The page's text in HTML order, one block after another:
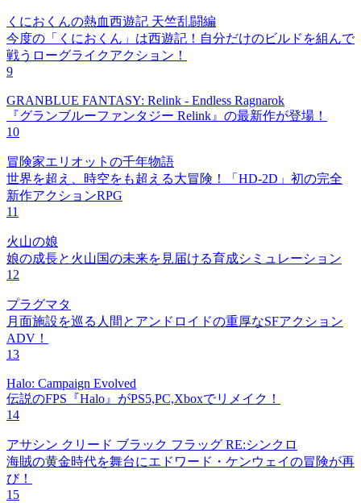
くにおくんの熱血西遊記 天竺乱闘編
今度の「くにおくん」は西遊記！自分だけのビルドを組んで
戦うローグライクアクション！
9
GRANBLUE FANTASY: Relink - Endless Ragnarok
『グランブルーファンタジー Relink』の最新作が登場！
10
冒険家エリオットの千年物語
世界を超え、時空をも超える大冒険！「HD-2D」初の完全
新作アクションRPG
11
火山の娘
娘の成長と火山国の未来を見届ける育成シミュレーション
12
プラグマタ
月面施設を巡る人間とアンドロイドの重厚なSFアクション
ADV！
13
Halo: Campaign Evolved
伝説のFPS『Halo』がPS5,PC,Xboxでリメイク！
14
アサシン クリード ブラック フラッグ RE:シンクロ
海賊の黄金時代を舞台にエドワード・ケンウェイの冒険が再
び！
15